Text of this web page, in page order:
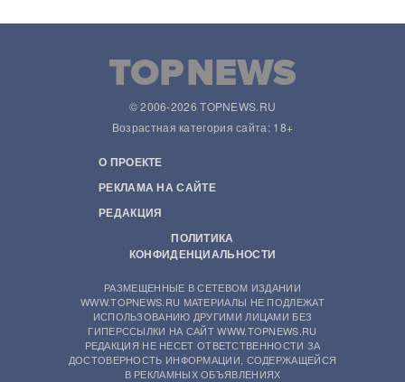
© 2006-2026 TOPNEWS.RU
Возрастная категория сайта: 18+
О ПРОЕКТЕ
РЕКЛАМА НА САЙТЕ
РЕДАКЦИЯ
ПОЛИТИКА
КОНФИДЕНЦИАЛЬНОСТИ
РАЗМЕЩЕННЫЕ В СЕТЕВОМ ИЗДАНИИ
WWW.TOPNEWS.RU МАТЕРИАЛЫ НЕ ПОДЛЕЖАТ
ИСПОЛЬЗОВАНИЮ ДРУГИМИ ЛИЦАМИ БЕЗ
ГИПЕРССЫЛКИ НА САЙТ WWW.TOPNEWS.RU
РЕДАКЦИЯ НЕ НЕСЕТ ОТВЕТСТВЕННОСТИ ЗА
ДОСТОВЕРНОСТЬ ИНФОРМАЦИИ, СОДЕРЖАЩЕЙСЯ
В РЕКЛАМНЫХ ОБЪЯВЛЕНИЯХ